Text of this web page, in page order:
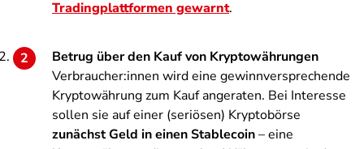
Tradingplattformen gewarnt.
Betrug über den Kauf von Kryptowährungen
Verbraucher:innen wird eine gewinnversprechende
Kryptowährung zum Kauf angeraten. Bei Interesse
sollen sie auf einer (seriösen) Kryptobörse
zunächst Geld in einen Stablecoin– eine